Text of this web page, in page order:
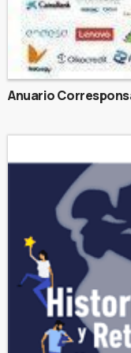
Anuario